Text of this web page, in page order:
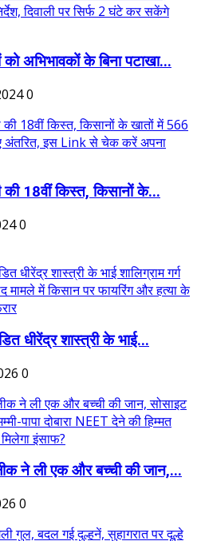
अभिभावकों के बिना पटाखा...
0
की 18वीं किस्त, किसानों के...
0
धीरेंद्र शास्त्री के भाई...
0
लीक ने ली एक और बच्ची की जान,...
0